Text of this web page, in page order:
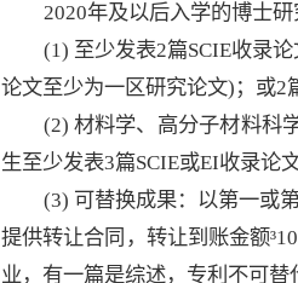
2020年及以后入学的博士
(1) 至少发表2篇SCIE收录论
论文至少为一区研究论文) ；或2
(2) 材料学、高分子材料科
生至少发表3篇SCIE或EI收录论
(3) 可替换成果：以第一或
提供转让合同，转让到账金额³10
业，有一篇是综述，专利不可替